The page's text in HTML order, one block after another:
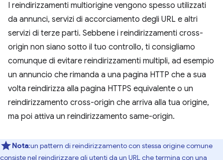
I reindirizzamenti multiorigine vengono spesso utilizzati
da annunci, servizi di accorciamento degli URL e altri
servizi di terze parti. Sebbene i reindirizzamenti cross-
origin non siano sotto il tuo controllo, ti consigliamo
comunque di evitare reindirizzamenti multipli, ad esempio
un annuncio che rimanda a una pagina HTTP che a sua
volta reindirizza alla pagina HTTPS equivalente o un
reindirizzamento cross-origin che arriva alla tua origine,
ma poi attiva un reindirizzamento same-origin.
Nota:un pattern di reindirizzamento con stessa origine comune
consiste nel reindirizzare gli utenti da un URL che termina con una